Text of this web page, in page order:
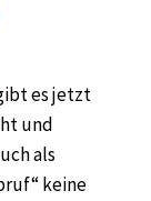
es jetzt
und
als
keine